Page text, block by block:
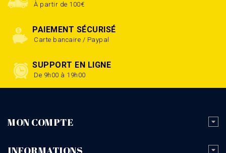
À partir de 100€
PAIEMENT SÉCURISÉ
Carte bancaire / Paypal
SUPPORT EN LIGNE
De 9h00 à 19h00
MON COMPTE